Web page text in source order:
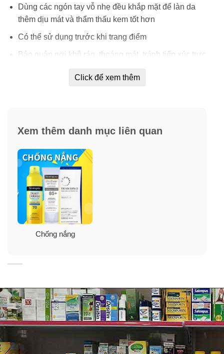
Dùng các ngón tay vỗ nhẹ đều khắp mặt để làn da
thêm dịu mát và thẩm thấu kem tốt hơn
Có thể sử dụng trước khi trang điểm
Bảo quản nơi khô ráo, thoáng mát, tránh tiếp xúc trực
tiếp với ánh nắng và nhiệt độ cao.
Thông tin thương hiệu
Bioderma là thương hiệu dược mỹ phẩm của Pháp, sản
xuất rất nhiều các dòng sản phẩm khác nhau từ tẩy
thích…). Các sản phẩm của Bioderma được kiểm
nghiệm kỹ càng từ các chuyên da da liễu, được sản
xuất với sự nghiên cứu và thử nghiệm lâm sàng nghiêm
ngặt trước khi bán ra thị trường. Chính vì lẽ đó mà
Bioderma là cái tên được nhiều bác sĩ da liễu khuyên
dùng cũng như dòng sản phẩm của họ được nhiều
Click để xem thêm
Xem thêm danh mục liên quan
Chống nắng